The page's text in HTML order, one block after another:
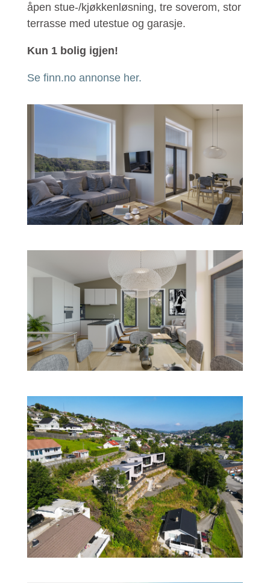
åpen stue-/kjøkkenløsning, tre soverom, stor
terrasse med utestue og garasje.
Kun 1 bolig igjen!
Se finn.no annonse her.